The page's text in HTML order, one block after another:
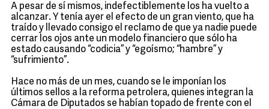
A pesar de sí mismos, indefectiblemente los ha vuelto a
alcanzar. Y tenía ayer el efecto de un gran viento, que ha
traído y llevado consigo el reclamo de que ya nadie puede
cerrar los ojos ante un modelo financiero que sólo ha
estado causando “codicia” y “egoísmo; “hambre” y
“sufrimiento”.
Hace no más de un mes, cuando se le imponían los
últimos sellos a la reforma petrolera, quienes integran la
Cámara de Diputados se habían topado de frente con el